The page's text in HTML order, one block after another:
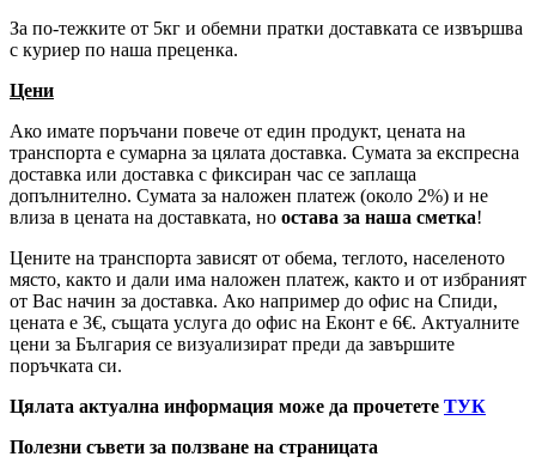
За по-тежките от 5кг и обемни пратки доставката се извършва
с куриер по наша преценка.
Цени
Ако имате поръчани повече от един продукт, цената на
транспорта е сумарна за цялата доставка. Сумата за експресна
доставка или доставка с фиксиран час се заплаща
допълнително. Сумата за наложен платеж (около 2%) и не
влиза в цената на доставката, но остава за наша сметка!
Цените на транспорта зависят от обема, теглото, населеното
място, както и дали има наложен платеж, както и от избраният
от Вас начин за доставка. Ако например до офис на Спиди,
цената е 3€, същата услуга до офис на Еконт е 6€. Актуалните
цени за България се визуализират преди да завършите
поръчката си.
Цялата актуална информация може да прочетете ТУК
Полезни съвети за ползване на страницата